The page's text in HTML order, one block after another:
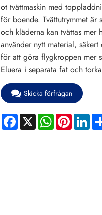
ot tvättmaskin med
för boende. Tvättutrymmet är
och kläderna kan tvättas mer
använder nytt material,
för att göra flygkroppen mer
Eluera i separata fat och
Skicka förfrågan
Facebook
X WhatsApp
Pinterest